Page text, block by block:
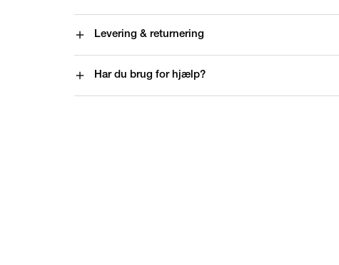
Levering & returnering
Har du brug for hjælp?